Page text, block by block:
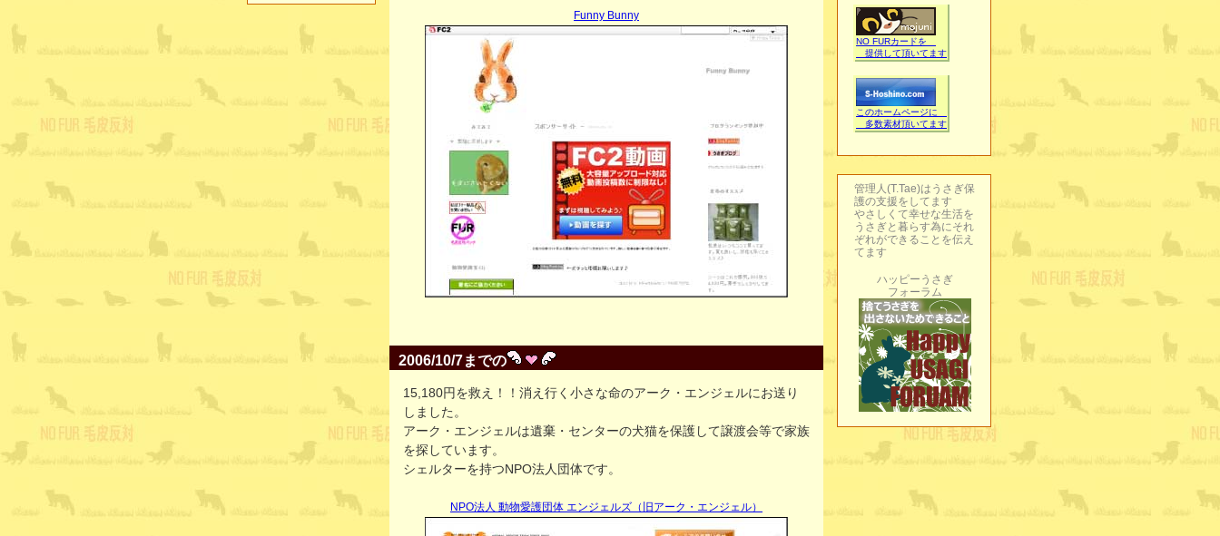
Funny Bunny
2006/10/7までの
15,180円を救え！！消え行く小さな命のアーク・エンジェルにお送り
しました。
アーク・エンジェルは遺棄・センターの犬猫を保護して譲渡会等で家族
を探しています。
シェルターを持つNPO法人団体です。
NPO法人 動物愛護団体 エンジェルズ（旧アーク・エンジェル）
NO FURカードを
提供して頂いてます
このホームページに
多数素材頂いてます
管理人(T.Tae)はうさぎ保
護の支援をしてます
やさしくて幸せな生活を
うさぎと暮らす為にそれ
ぞれができることを伝え
てます
ハッピーうさぎ
フォーラム